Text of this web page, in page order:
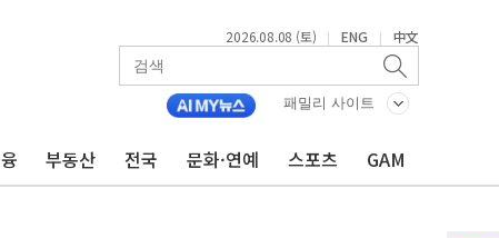
2026.08.08 (토) | ENG | 中文
패밀리 사이트
부동산 전국 문화·연예 스포츠 GAM
태 주의보'...경북도, 호우 피해·통제구간 없어
차 재역전 성공...金 45.42% vs 鄭 44.56%